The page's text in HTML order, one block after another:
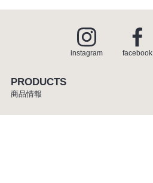
instagram facebook
PRODUCTS
商品情報